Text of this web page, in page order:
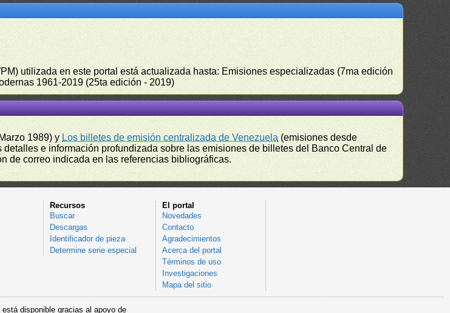
utilizada en este portal está actualizada hasta: Emisiones especializadas (7ma edición
1961-2019 (25ta edición - 2019)
1989) y Los billetes de emisión centralizada de Venezuela (emisiones desde
e información profundizada sobre las emisiones de billetes del Banco Central de
de correo indicada en las referencias bibliográficas.
Recursos
Buscar
Descargas
Identificador de pieza
Determine serie especial
El portal
Novedades
Contacto
Agradecimientos
Acerca del portal
Términos de uso
Investigaciones
Mapa del sitio
está disponible gracias al apoyo de